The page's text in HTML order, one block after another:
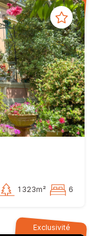
1 323m² 6
Exclusivité